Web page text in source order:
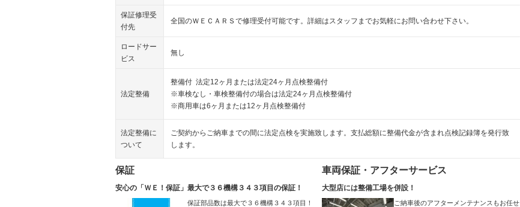
保証修理受
付先
全国のＷＥＣＡＲＳで修理受付可能です。詳細はスタッフまでお気軽にお問い合わせ下さい。
ロードサー
ビス
無し
法定整備
整備付 法定12ヶ月または法定24ヶ月点検整備付
※車検なし・車検整備付の場合は法定24ヶ月点検整備付
※商用車は6ヶ月または12ヶ月点検整備付
法定整備に
ついて
ご契約からご納車までの間に法定点検を実施致します。支払総額に整備代金が含まれ点検記録簿を発行致
します。
保証
安心の「ＷＥ！保証」最大で３６機構３４３項目の保証！
保証部品数は最大で３６機構３４３項目！
車両保証・アフターサービス
大型店には整備工場を併設！
ご納車後のアフターメンテナンスもお任せ